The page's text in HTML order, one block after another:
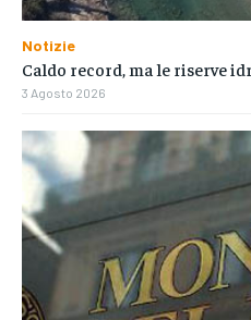
Notizie
Caldo record, ma le riserve
3 Agosto 2026